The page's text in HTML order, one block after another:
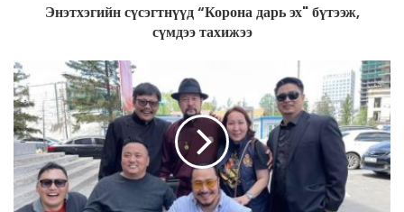
s
s
Энэтхэгийн сүсэгтнүүд “Корона дарь эх" бүтээж,
сүмдээ тахижээ